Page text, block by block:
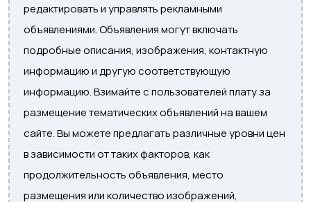
редактировать и управлять рекламными
объявлениями. Объявления могут включать
подробные описания, изображения, контактную
информацию и другую соответствующую
информацию. Взимайте с пользователей плату за
размещение тематических объявлений на вашем
сайте. Вы можете предлагать различные уровни цен
в зависимости от таких факторов, как
продолжительность объявления, место
размещения или количество изображений,